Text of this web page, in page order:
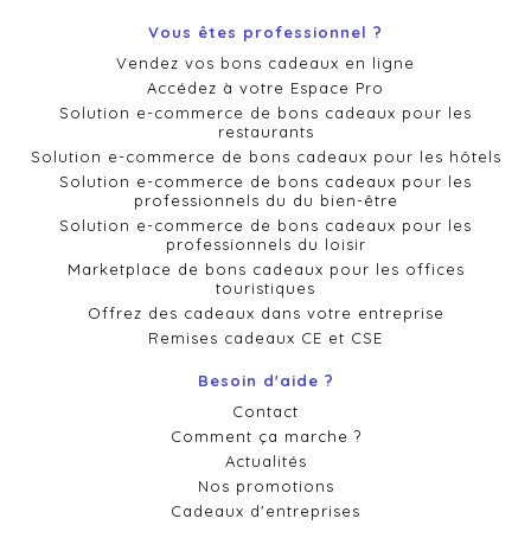
Vous êtes professionnel ?
Vendez vos bons cadeaux en ligne
Accédez à votre Espace Pro
Solution e-commerce de bons cadeaux pour les
restaurants
Solution e-commerce de bons cadeaux pour les hôtels
Solution e-commerce de bons cadeaux pour les
professionnels du du bien-être
Solution e-commerce de bons cadeaux pour les
professionnels du loisir
Marketplace de bons cadeaux pour les offices
touristiques
Offrez des cadeaux dans votre entreprise
Remises cadeaux CE et CSE
Besoin d'aide ?
Contact
Comment ça marche ?
Actualités
Nos promotions
Cadeaux d'entreprises